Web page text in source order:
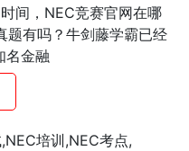
间，NEC竞赛官网在哪
题有吗？牛剑藤学霸已经
名金融
培训,NEC考点,